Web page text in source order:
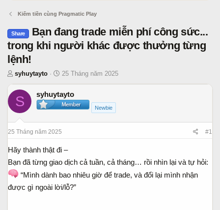
Kiếm tiền cùng Pragmatic Play
Share
Bạn đang trade miễn phí công sức...
trong khi người khác được thưởng từng
lệnh!
T
h
r
e
a
d
s
a
r
t
r
syhuytayto
N
g
à
y
ắ
ầ
u
25 Tháng năm 2025
S syhuytayto
Newbie
25 Tháng năm 2025 #1
Hãy thành thật đi –
Bạn đã từng giao dịch cả tuần, cả tháng… rồi nhìn lại và tự hỏi:
“Mình dành bao nhiêu giờ để trade, và đổi lại mình nhận
được gì ngoài lời/lỗ?”